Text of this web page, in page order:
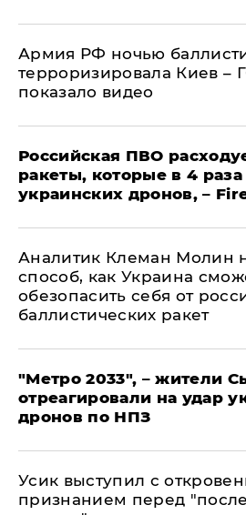
Армия РФ ночью
терроризировала Киев –
показало видео
Российская ПВО
ракеты, которые в 4
украинских дронов, –
Аналитик Клеман Молин
способ, как Украина
обезопасить себя от
баллистических ракет
"Метро 2033", – жители
отреагировали на удар
дронов по НПЗ
Усик выступил с
признанием перед